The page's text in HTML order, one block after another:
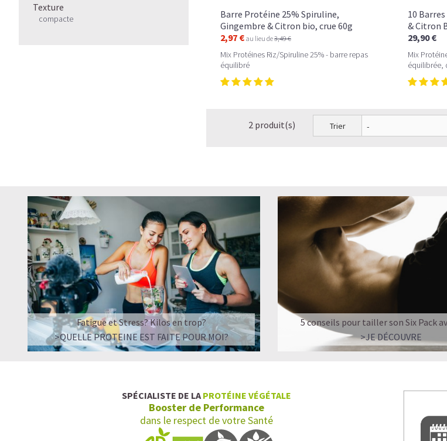
Texture
compacte
Barre Protéine 25% Spiruline,
Gingembre & Citron bio, crue 60g
2,97 € au lieu de3,49 €
Mix Protéines Riz/Spiruline 25% - barre repas
équilibré
10
& Citron
29,90 €
Mix
équilibrée,
2 produit(s) Trier
Fatigue et Stress? Kilos en trop?
>QUELLE PROTEINE EST FAITE POUR MOI?
5 conseils pour tailler son Six Pack
>JE DÉCOUVRE
SPÉCIALISTE DE LA PROTÉINE VÉGÉTALE
Booster de Performance
dans le respect de votre Santé